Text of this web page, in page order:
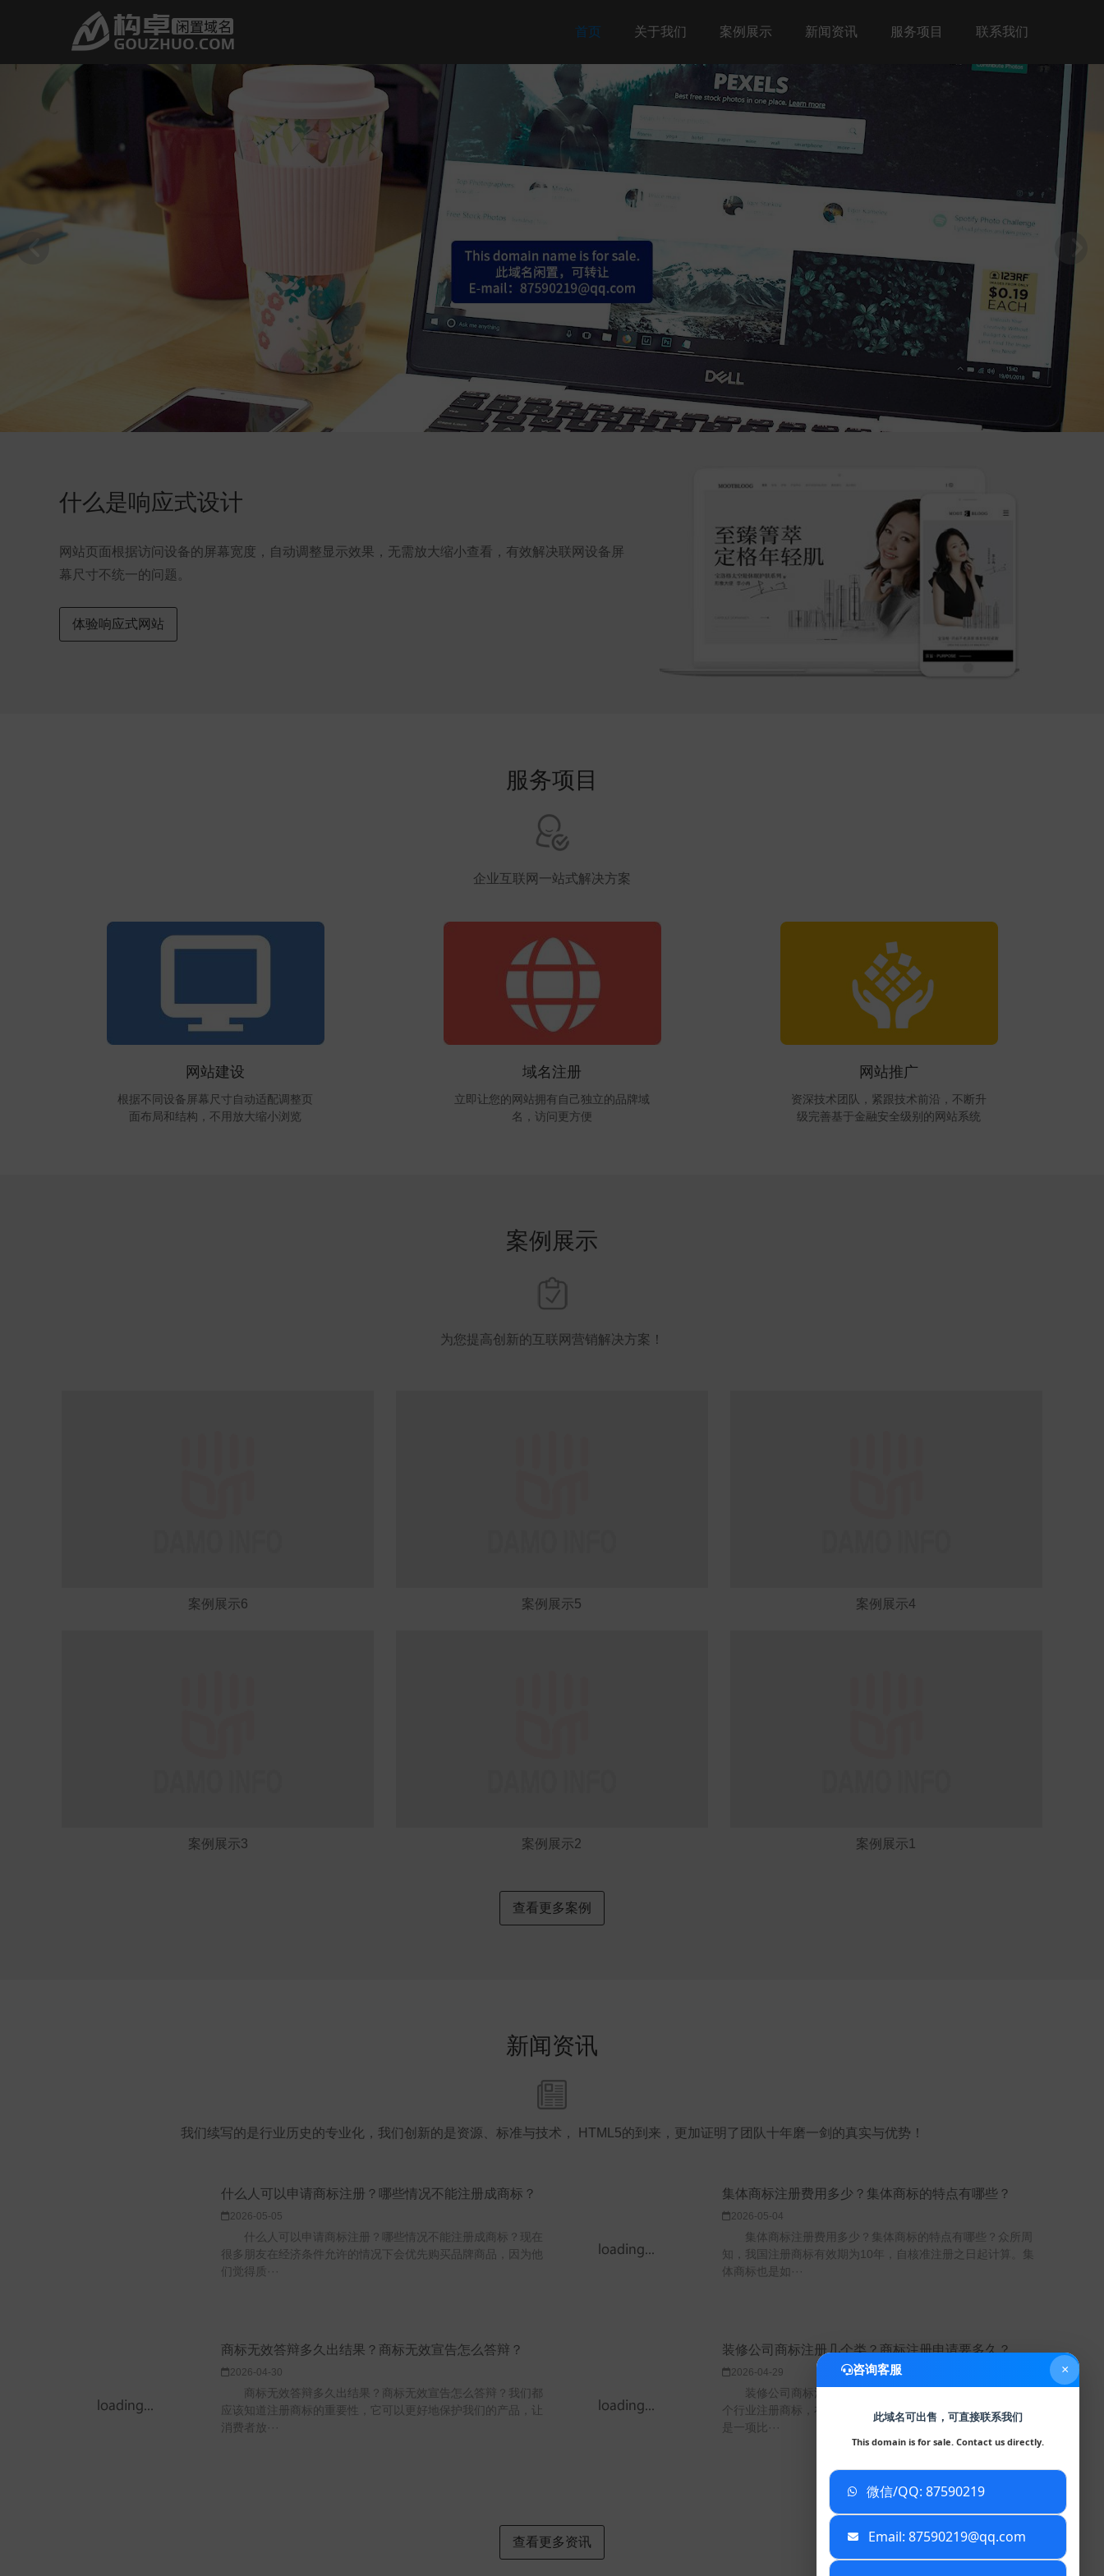
首页 关于我们 案例展示 新闻资讯 服务项目 联系我们
什么是响应式设计
网站页面根据访问设备的屏幕宽度，自动调整显示效果，无需放大缩小查看，有效解决联网设备屏
幕尺寸不统一的问题。
体验响应式网站
服务项目
企业互联网一站式解决方案
网站建设
根据不同设备屏幕尺寸自动适配调整页
面布局和结构，不用放大缩小浏览
域名注册
立即让您的网站拥有自己独立的品牌域
名，访问更方便
网站推广
资深技术团队，紧跟技术前沿，不断升
级完善基于金融安全级别的网站系统
案例展示
为您提高创新的互联网营销解决方案！
案例展示6 案例展示5 案例展示4
案例展示3 案例展示2 案例展示1
查看更多案例
新闻资讯
我们续写的是行业历史的专业化，我们创新的是资源、标准与技术， HTML5的到来，更加证明了团队十年磨一剑的真实与优势！
什么人可以申请商标注册？哪些情况不能注册成商标？
2026-05-05
什么人可以申请商标注册？哪些情况不能注册成商标？现在
很多朋友在经济条件允许的情况下会优先购买品牌商品，因为他
们觉得质···
集体商标注册费用多少？集体商标的特点有哪些？
2026-05-04
集体商标注册费用多少？集体商标的特点有哪些？众所周
知，我国注册商标有效期为10年，自核准注册之日起计算。集
体商标也是如···
商标无效答辩多久出结果？商标无效宣告怎么答辩？
2026-04-30
商标无效答辩多久出结果？商标无效宣告怎么答辩？我们都
应该知道注册商标的重要性，它可以更好地保护我们的产品，让
消费者放···
装修公司商标注册几个类？商标注册申请要多久？
2026-04-29
装修公司商标注册几个类？商标注册申请要多久？不管是哪
个行业注册商标，在进行商标注册前需要分析商标注册类别，这
是一项比···
查看更多资讯
咨询客服 ×
此域名可出售，可直接联系我们
This domain is for sale. Contact us directly.
微信/QQ: 87590219
Email: 87590219@qq.com